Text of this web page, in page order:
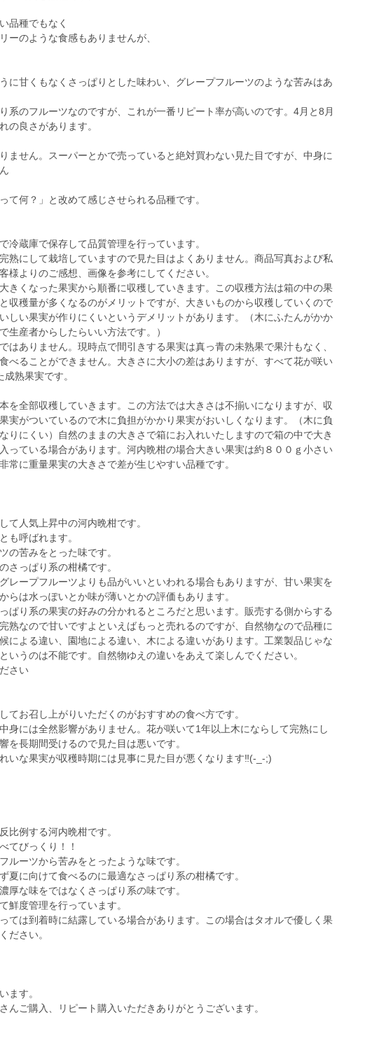
品種でもなく
ーのような食感もありませんが、
に甘くもなくさっぱりとした味わい、グレープフルーツのような苦みはあ
系のフルーツなのですが、これが一番リピート率が高いのです。4月と8月
の良さがあります。
ません。スーパーとかで売っていると絶対買わない見た目ですが、中身に
て何？」と改めて感じさせられる品種です。
冷蔵庫で保存して品質管理を行っています。
熟にして栽培していますので見た目はよくありません。商品写真および私
様よりのご感想、画像を参考にしてください。
きくなった果実から順番に収穫していきます。この収穫方法は箱の中の果
収穫量が多くなるのがメリットですが、大きいものから収穫していくので
しい果実が作りにくいというデメリットがあります。（木にふたんがかか
生産者からしたらいい方法です。）
はありません。現時点で間引きする果実は真っ青の未熟果で果汁もなく、
べることができません。大きさに大小の差はありますが、すべて花が咲い
熟果実です。
を全部収穫していきます。この方法では大きさは不揃いになりますが、収
実がついているので木に負担がかかり果実がおいしくなります。（木に負
りにくい）自然のままの大きさで箱にお入れいたしますので箱の中で大き
っている場合があります。河内晩柑の場合大きい果実は約８００ｇ小さい
常に重量果実の大きさで差が生じやすい品種です。
て人気上昇中の河内晩柑です。
も呼ばれます。
の苦みをとった味です。
さっぱり系の柑橘です。
レープフルーツよりも品がいいといわれる場合もありますが、甘い果実を
らは水っぽいとか味が薄いとかの評価もあります。
ぱり系の果実の好みの分かれるところだと思います。販売する側からする
熟なので甘いですよといえばもっと売れるのですが、自然物なので品種に
による違い、園地による違い、木による違いがあります。工業製品じゃな
いうのは不能です。自然物ゆえの違いをあえて楽しんでください。
さい
てお召し上がりいただくのがおすすめの食べ方です。
身には全然影響がありません。花が咲いて1年以上木にならして完熟にし
を長期間受けるので見た目は悪いです。
いな果実が収穫時期には見事に見た目が悪くなります‼️(-_-;)
比例する河内晩柑です。
てびっくり！！
ルーツから苦みをとったような味です。
夏に向けて食べるのに最適なさっぱり系の柑橘です。
厚な味をではなくさっぱり系の味です。
鮮度管理を行っています。
ては到着時に結露している場合があります。この場合はタオルで優しく果
ださい。
ます。
んご購入、リピート購入いただきありがとうございます。